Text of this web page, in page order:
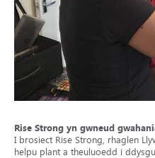
Rise Strong yn gwneud
I brosiect Rise Strong, rhaglen
helpu plant a theuluoedd i